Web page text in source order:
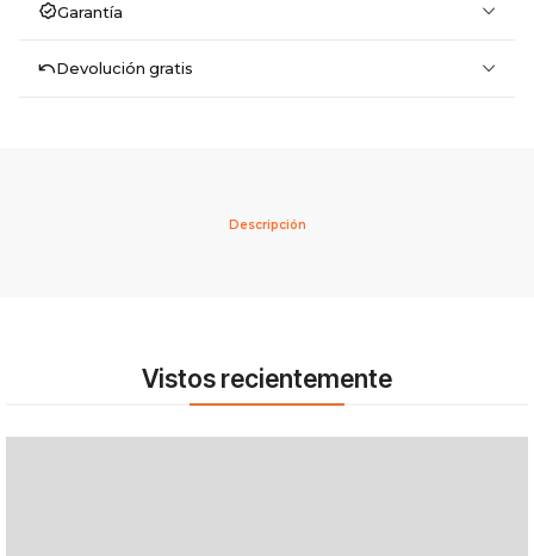
Garantía
Devolución gratis
Descripción
Vistos recientemente